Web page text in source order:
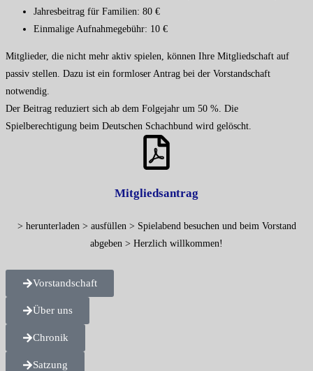
Jahresbeitrag für Familien: 80 €
Einmalige Aufnahmegebühr: 10 €
Mitglieder, die nicht mehr aktiv spielen, können Ihre Mitgliedschaft auf
passiv stellen. Dazu ist ein formloser Antrag bei der Vorstandschaft
notwendig.
Der Beitrag reduziert sich ab dem Folgejahr um 50 %. Die
Spielberechtigung beim Deutschen Schachbund wird gelöscht.
Mitgliedsantrag
> herunterladen > ausfüllen > Spielabend besuchen und beim Vorstand
abgeben > Herzlich willkommen!
Vorstandschaft
Über uns
Chronik
Satzung